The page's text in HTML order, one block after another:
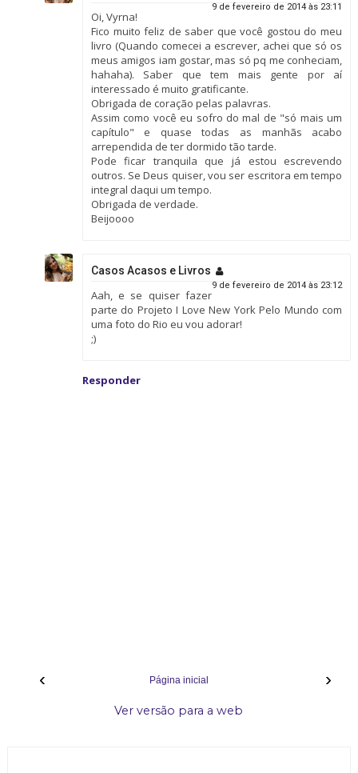
9 de fevereiro de 2014 às 23:11
Oi, Vyrna!
Fico muito feliz de saber que você gostou do meu
livro (Quando comecei a escrever, achei que só os
meus amigos iam gostar, mas só pq me conheciam,
hahaha). Saber que tem mais gente por aí
interessado é muito gratificante.
Obrigada de coração pelas palavras.
Assim como você eu sofro do mal de "só mais um
capítulo" e quase todas as manhãs acabo
arrependida de ter dormido tão tarde.
Pode ficar tranquila que já estou escrevendo
outros. Se Deus quiser, vou ser escritora em tempo
integral daqui um tempo.
Obrigada de verdade.
Beijoooo
Casos Acasos e Livros
9 de fevereiro de 2014 às 23:12
Aah, e se quiser fazer
parte do Projeto I Love New York Pelo Mundo com
uma foto do Rio eu vou adorar!
;)
Responder
‹ ›
Página inicial
Ver versão para a web